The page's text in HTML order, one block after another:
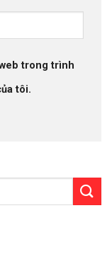
trong trình
tôi.